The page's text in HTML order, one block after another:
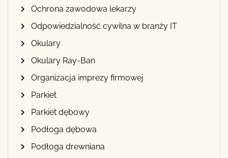
Ochrona zawodowa lekarzy
Odpowiedzialność cywilna w branży IT
Okulary
Okulary Ray-Ban
Organizacja imprezy firmowej
Parkiet
Parkiet dębowy
Podłoga dębowa
Podłoga drewniana